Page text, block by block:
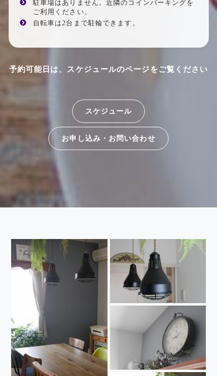
駐車場はありません。近隣のコインパーキングを
ご利用ください。
自転車は2台まで駐輪できます。
予約可能日は、スケジュールのページをご覧ください
スケジュール
お申し込み・お問い合わせ